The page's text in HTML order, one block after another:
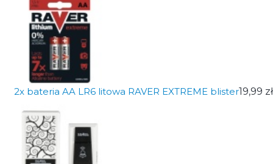
2x bateria AA LR6 litowa RAVER EXTREME blister19,99 zł